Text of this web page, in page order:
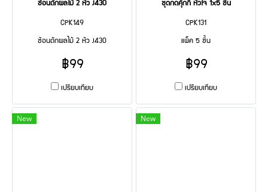
ช้อนตักผลไม้ 2 หัว J430
CPK149
ช้อนตักผลไม้ 2 หัว J430
฿99
เปรียบเทียบ
ชุดกดคุ้กกี้ หัวใจ 1x5 ชิ้น
CPK131
แพ็ค 5 ชิ้น
฿99
เปรียบเทียบ
New New